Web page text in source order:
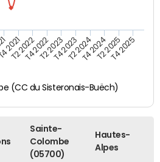
(CC du Sisteronais-Buëch)
2021
T2 2022T4 2022T2 2023T4 2023T2 2024T4 2024T2 2025T4 2025
Sainte-
Colombe
(05700)
Hautes-
Alpes